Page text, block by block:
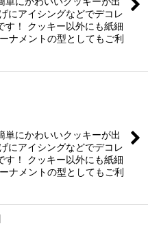
にアイシングなどでデコレ
す！ クッキー以外にも紙細
ナメントの型としてもご利
単にかわいいクッキーが出
にアイシングなどでデコレ
す！ クッキー以外にも紙細
ナメントの型としてもご利